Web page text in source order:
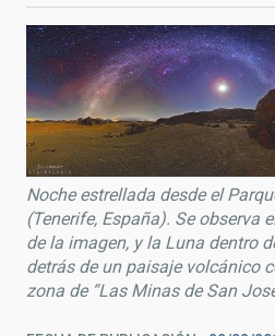
Noche estrellada desde el
(Tenerife, España). Se observa
de la imagen, y la Luna dentro
detrás de un paisaje volcánico
zona de “Las Minas de San